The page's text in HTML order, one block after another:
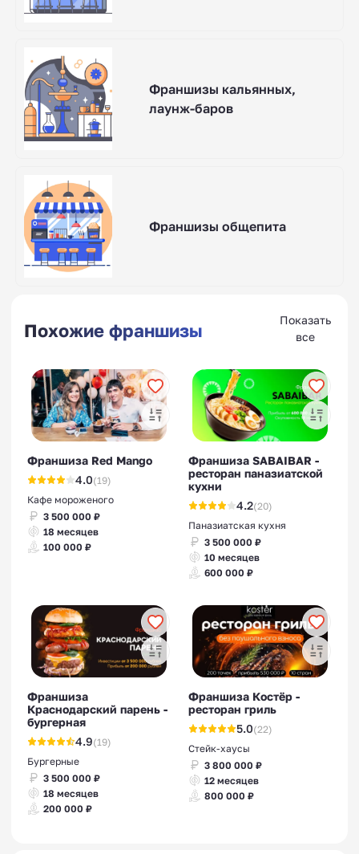
Франшизы кальянных,
лаунж-баров
Франшизы общепита
Похожие франшизы
Показать
все
Франшиза Red Mango
4.0(19)
Кафе мороженого
3 500 000 ₽
18 месяцев
100 000 ₽
Франшиза SABAIBAR -
ресторан паназиатской
кухни
4.2(20)
Паназиатская кухня
3 500 000 ₽
10 месяцев
600 000 ₽
Франшиза
Краснодарский парень -
бургерная
4.9(19)
Бургерные
3 500 000 ₽
18 месяцев
200 000 ₽
Франшиза Костёр -
ресторан гриль
5.0(22)
Стейк-хаусы
3 800 000 ₽
12 месяцев
800 000 ₽